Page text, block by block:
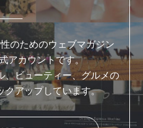
のためのウェブマガジン
アカウントです。
、ビューティー、グルメの
クアップしています。